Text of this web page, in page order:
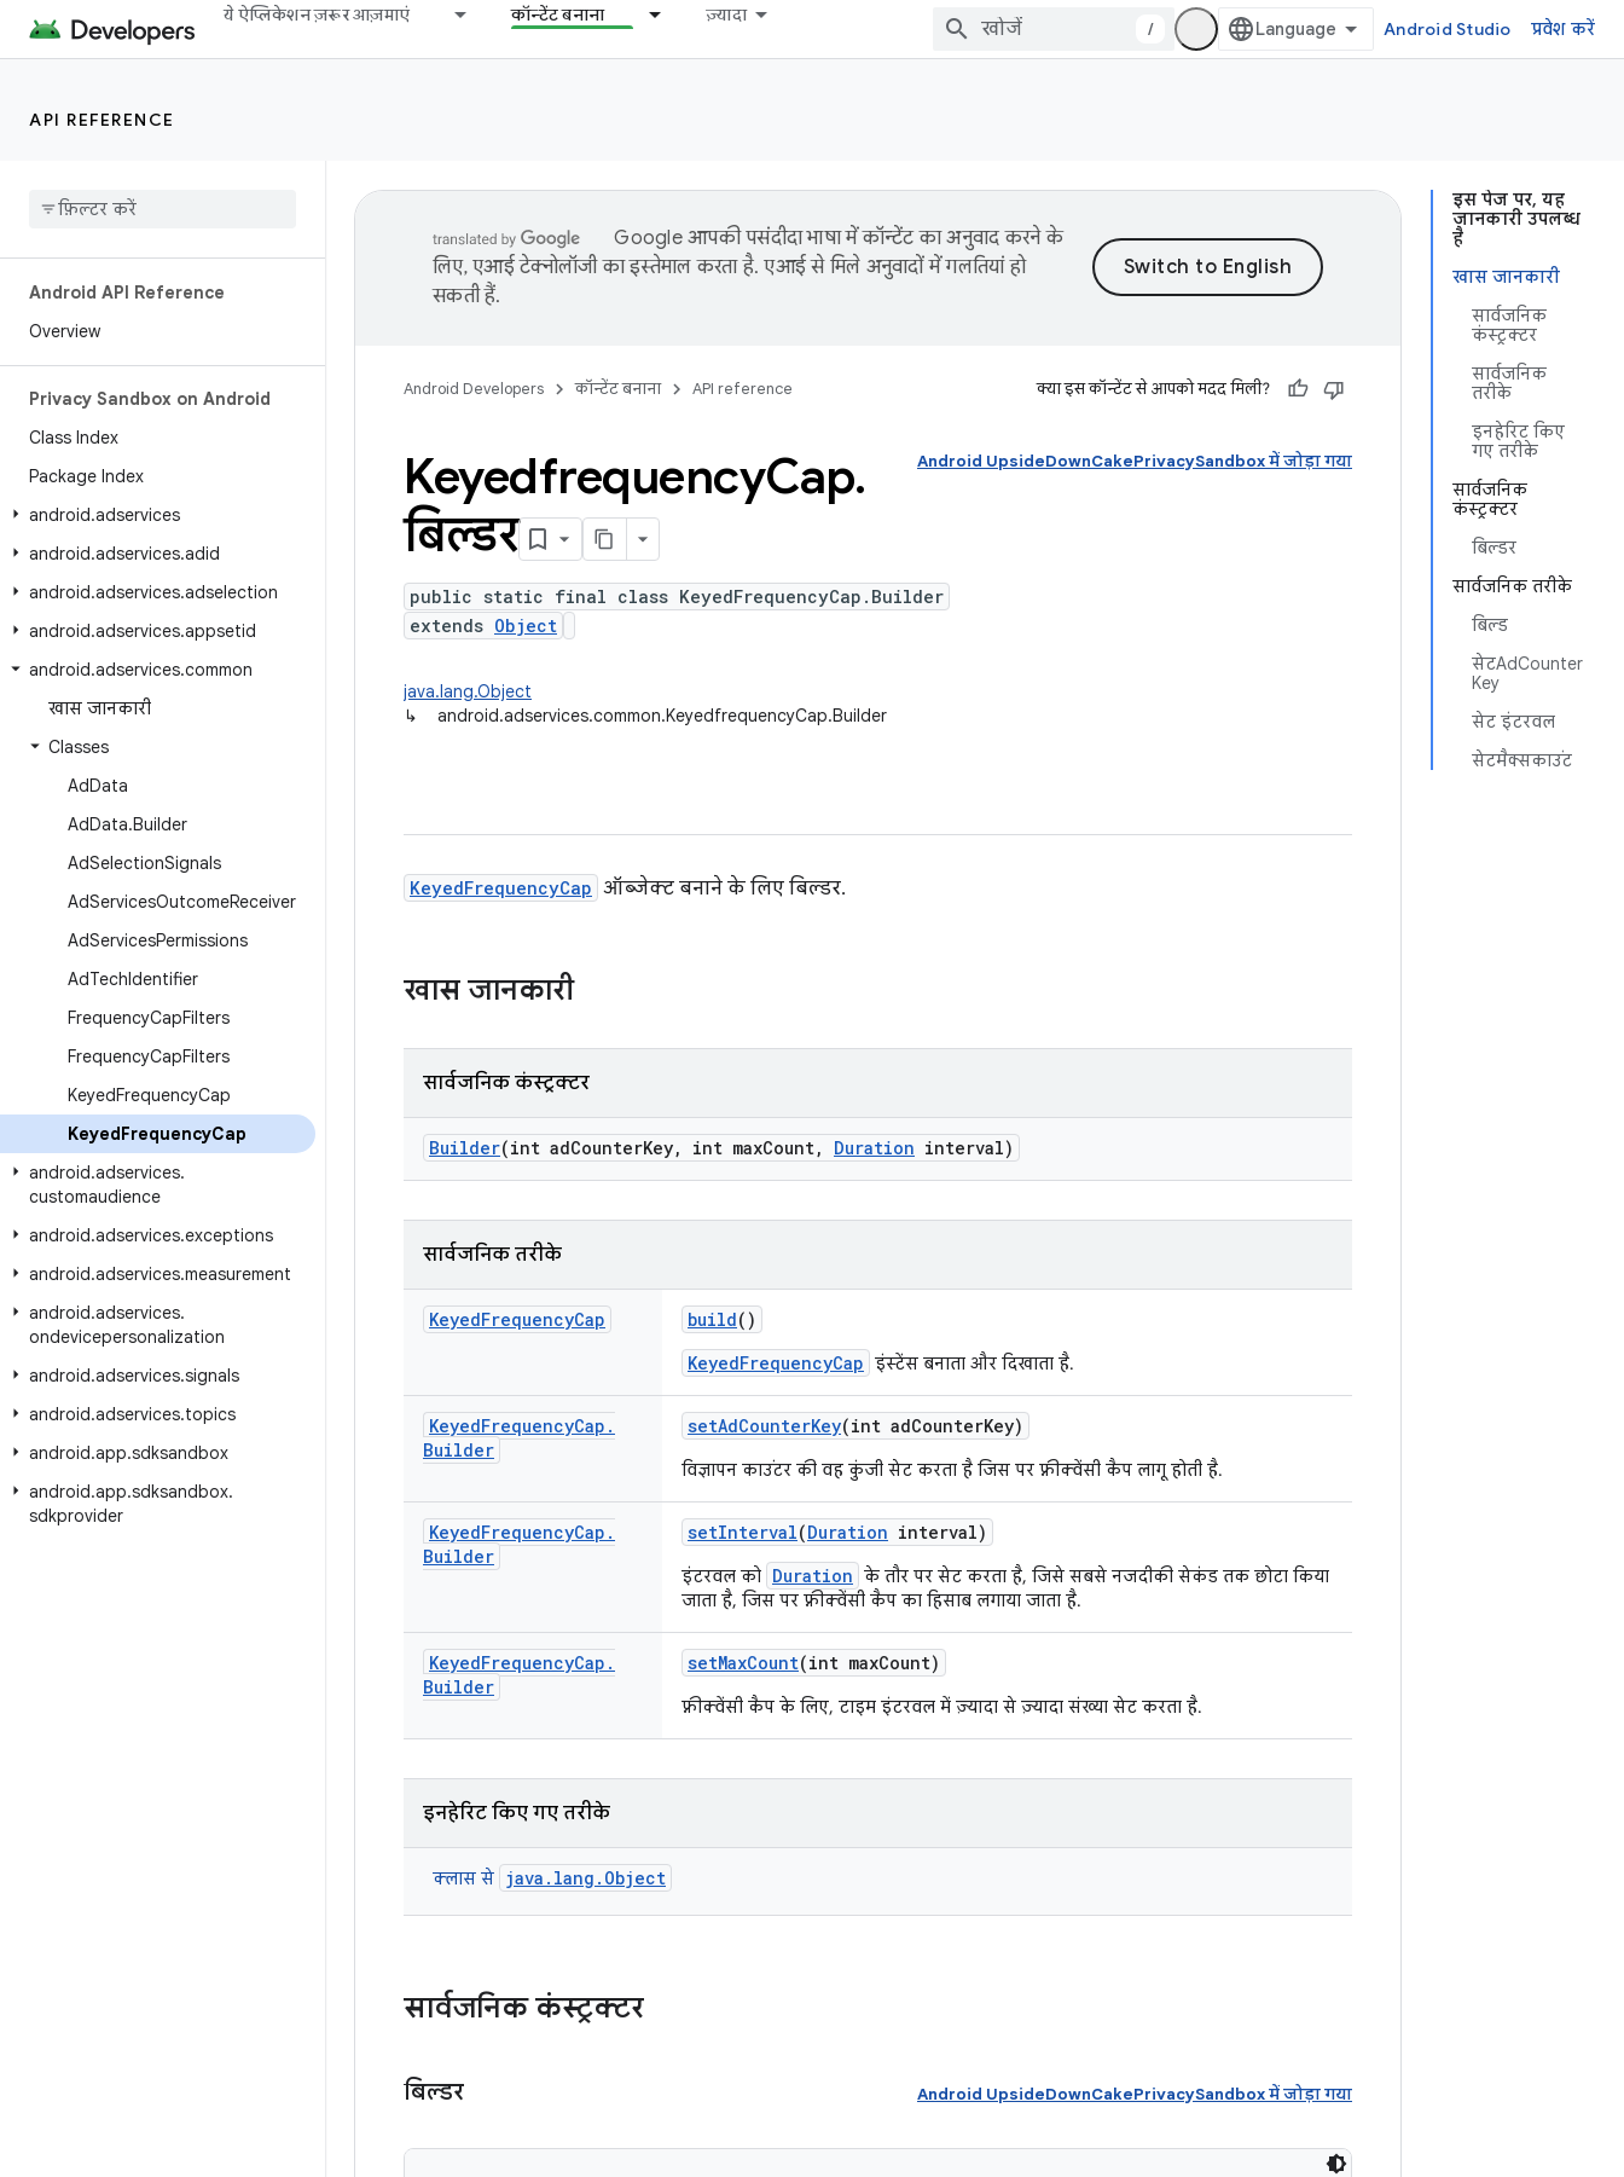
ये ऐप्लिकेशन ज़रूर आज़माएं कॉन्टेंट बनाना ज़्यादा
/ Android Studio प्रवेश करें
API REFERENCE
Android API Reference
Overview
Privacy Sandbox on Android
Class Index
Package Index
android.adservices
android.adservices.adid
android.adservices.adselection
android.adservices.appsetid
android.adservices.common
खास जानकारी
Classes
AdData
AdData.Builder
AdSelectionSignals
AdServicesOutcomeReceiver
AdServicesPermissions
AdTechIdentifier
FrequencyCapFilters
FrequencyCapFilters
KeyedFrequencyCap
KeyedFrequencyCap
android.adservices.
customaudience
android.adservices.exceptions
android.adservices.measurement
android.adservices.
ondevicepersonalization
android.adservices.signals
android.adservices.topics
android.app.sdksandbox
android.app.sdksandbox.
sdkprovider
इस पेज पर, यह
जानकारी उपलब्ध
है
खास जानकारी
सार्वजनिक
कंस्ट्रक्टर
सार्वजनिक
तरीके
इनहेरिट किए
गए तरीके
सार्वजनिक
कंस्ट्रक्टर
बिल्डर
सार्वजनिक तरीके
बिल्ड
सेटAdCounter
Key
सेट इंटरवल
सेटमैक्सकाउंट
Google आपकी पसंदीदा भाषा में कॉन्टेंट का अनुवाद करने के
लिए, एआई टेक्नोलॉजी का इस्तेमाल करता है. एआई से मिले अनुवादों में गलतियां हो
सकती हैं.
Android Developers कॉन्टेंट बनाना API reference क्या इस कॉन्टेंट से आपको मदद मिली?
Android UpsideDownCakePrivacySandbox में जोड़ा गया
KeyedfrequencyCap.
बिल्डर
public static final class KeyedFrequencyCap.Builder
extends Object
java.lang.Object
↳
android.adservices.common.KeyedfrequencyCap.Builder
KeyedFrequencyCap ऑब्जेक्ट बनाने के लिए बिल्डर.
खास जानकारी
सार्वजनिक कंस्ट्रक्टर
Builder(int adCounterKey, int maxCount, Duration interval)
सार्वजनिक तरीके
KeyedFrequencyCap build()
KeyedFrequencyCap इंस्टेंस बनाता और दिखाता है.
KeyedFrequencyCap .
Builder
setAdCounterKey(int adCounterKey)
विज्ञापन काउंटर की वह कुंजी सेट करता है जिस पर फ़्रीक्वेंसी कैप लागू होती है.
KeyedFrequencyCap .
Builder
setInterval(Duration interval)
इंटरवल को Duration के तौर पर सेट करता है, जिसे सबसे नजदीकी सेकंड तक छोटा किया
जाता है, जिस पर फ़्रीक्वेंसी कैप का हिसाब लगाया जाता है.
KeyedFrequencyCap .
Builder
setMaxCount(int maxCount)
फ़्रीक्वेंसी कैप के लिए, टाइम इंटरवल में ज़्यादा से ज़्यादा संख्या सेट करता है.
इनहेरिट किए गए तरीके
क्लास से java.lang.Object
सार्वजनिक कंस्ट्रक्टर
बिल्डर Android UpsideDownCakePrivacySandbox में जोड़ा गया